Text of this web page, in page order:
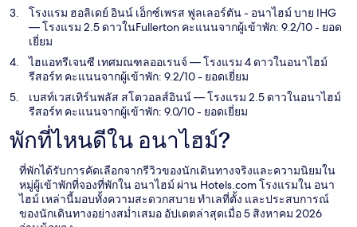
โรงแรม ฮอลิเดย์ อินน์ เอ็กซ์เพรส ฟูลเลอร์ตัน - อนาไฮม์ บาย IHG
— โรงแรม 2.5 ดาวในFullerton คะแนนจากผู้เข้าพัก: 9.2/10 - ยอด
เยี่ยม
ไฮแอทรีเจนซี เทศมณฑลออเรนจ์ — โรงแรม 4 ดาวในอนาไฮม์
รีสอร์ท คะแนนจากผู้เข้าพัก: 9.2/10 - ยอดเยี่ยม
เบสท์เวสเทิร์นพลัส สโตวอลส์อินน์— โรงแรม 2.5 ดาวในอนาไฮม์
รีสอร์ท คะแนนจากผู้เข้าพัก: 9.0/10 - ยอดเยี่ยม
พักที่ไหนดีใน อนาไฮม์?
ที่พักได้รับการคัดเลือกจากรีวิวของนักเดินทางจริงและความนิยมใน
หมู่ผู้เข้าพักที่จองที่พักใน อนาไฮม์ ผ่าน Hotels.com โรงแรมใน อนา
ไฮม์ เหล่านี้มอบทั้งความสะดวกสบาย ทำเลที่ตั้ง และประสบการณ์
ของนักเดินทางอย่างสม่ำเสมอ อัปเดตล่าสุดเมื่อ5 สิงหาคม 2026